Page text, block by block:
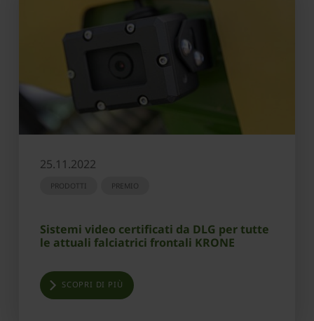
25.11.2022
PRODOTTI PREMIO
Sistemi video certificati da DLG per tutte
le attuali falciatrici frontali KRONE
SCOPRI DI PIÙ